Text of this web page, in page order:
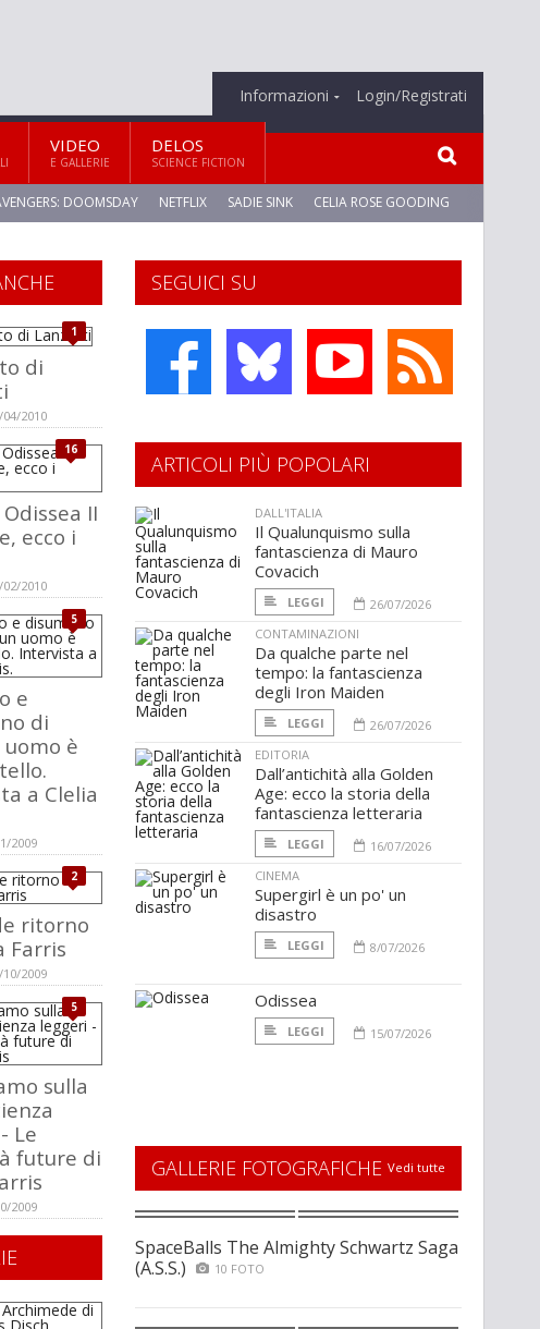
Informazioni Login/Registrati
VIDEO
E GALLERIE
DELOS
SCIENCE FICTION
DOOMSDAY NETFLIX SADIE SINK CELIA ROSE GOODING
SEGUICI SU
1
di
04/2010
16
II
ecco i
02/2010
5
e
di
uomo è
a Clelia
2009
2
ritorno
Farris
10/2009
5
sulla
Le
future di
2009
ARTICOLI PIÙ POPOLARI
DALL'ITALIA
Il Qualunquismo sulla
fantascienza di Mauro
Covacich
LEGGI
26/07/2026
CONTAMINAZIONI
Da qualche parte nel
tempo: la fantascienza
degli Iron Maiden
LEGGI
26/07/2026
EDITORIA
Dall’antichità alla Golden
Age: ecco la storia della
fantascienza letteraria
LEGGI
16/07/2026
CINEMA
Supergirl è un po' un
disastro
LEGGI 8/07/2026
Odissea
LEGGI 15/07/2026
GALLERIE FOTOGRAFICHE Vedi tutte
SpaceBalls The Almighty Schwartz Saga
(A.S.S.)
10 FOTO